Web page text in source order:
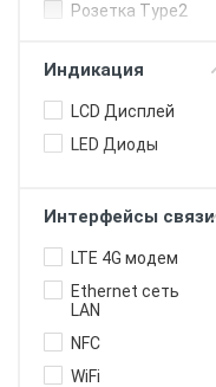
Розетка Type2
Индикация
LCD Дисплей
LED Диоды
Интерфейсы связи
LTE 4G модем
Ethernet сеть
LAN
NFC
WiFi